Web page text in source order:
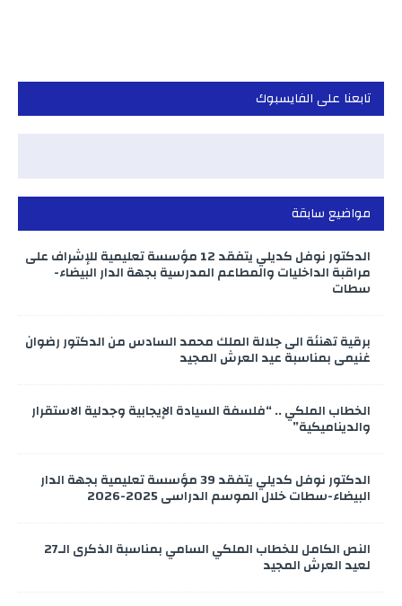
تابعنا على الفايسبوك
مواضيع سابقة
الدكتور نوفل كديلي يتفقد 12 مؤسسة تعليمية للإشراف على
مراقبة الداخليات والمطاعم المدرسية بجهة الدار البيضاء-
سطات
برقية تهنئة الى جلالة الملك محمد السادس من الدكتور رضوان
غنيمي بمناسبة عيد العرش المجيد
الخطاب الملكي .. “فلسفة السيادة الإيجابية وجدلية الاستقرار
والديناميكية”
الدكتور نوفل كديلي يتفقد 39 مؤسسة تعليمية بجهة الدار
البيضاء-سطات خلال الموسم الدراسي 2025-2026
النص الكامل للخطاب الملكي السامي بمناسبة الذكرى الـ27
لعيد العرش المجيد